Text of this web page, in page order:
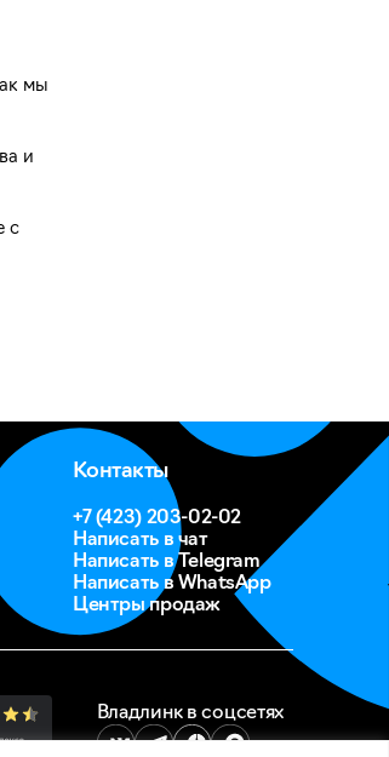
мы
и
с
Контакты
+7 (423) 203-02-02
Написать в чат
Написать в Telegram
Написать в WhatsApp
Центры продаж
Владлинк в соцсетях